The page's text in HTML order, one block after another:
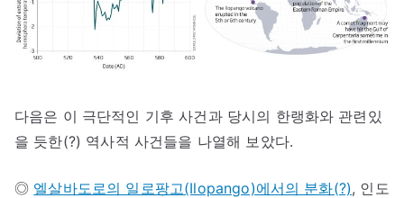
다음은 이 극단적인 기후 사건과 당시의 한랭화와 관련있
을 듯한(?) 역사적 사건들을 나열해 보았다.
◎ 엘살바도로의 일로팡고(Ilopango)에서의 분화(?), 인도